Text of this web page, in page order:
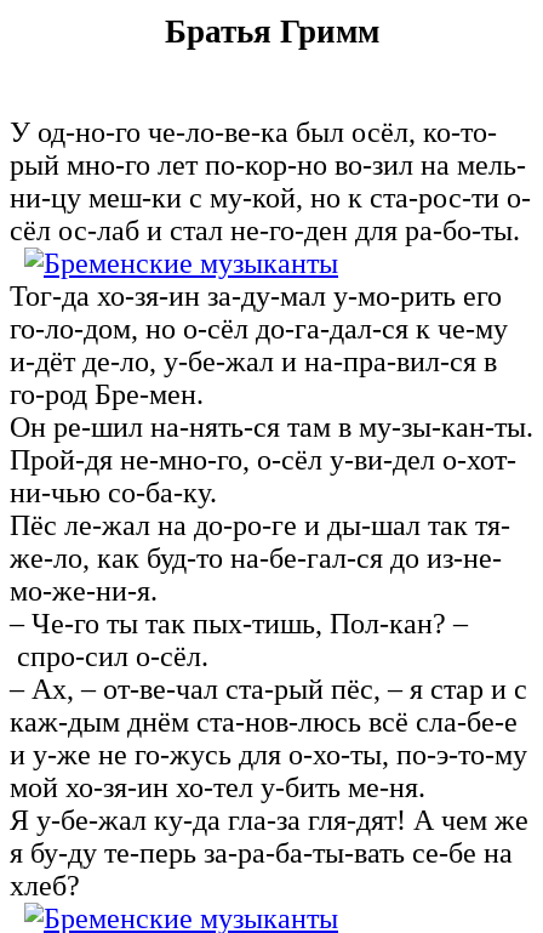
Братья Гримм
У од-но-го че-ло-ве-ка был осёл, ко‑то-
рый мно-го лет по-кор-но во‑зил на мель-
ни-цу меш-ки с му‑кой, но к ста-рос-ти о-
сёл ос-лаб и стал не-го-ден для ра-бо-ты.
Тог-да хо-зя-ин за-ду-мал у-мо-рить его
го-ло-дом, но о-сёл до-га-дал-ся к че-му
и-дёт де-ло, у-бе-жал и на-пра-вил-ся в
го-род Бре-мен.
Он ре-шил на-нять-ся там в му-зы-кан-ты.
Прой-дя не-мно-го, о-сёл у-ви-дел о‑хот-
ни-чью со-ба-ку.
Пёс ле-жал на до-ро-ге и ды-шал так тя-
же-ло, как буд-то на-бе-гал-ся до из‑не-
мо-же‑ни‑я.
– Че-го ты так пых-тишь, Пол-кан? –
спро-сил о-сёл.
– Ах, – от-ве-чал ста-рый пёс, – я стар и с
каж-дым днём ста-нов-люсь всё сла-бе-е
и у-же не го-жусь для о‑хо‑ты, по-э-то-му
мой хо-зя-ин хо-тел у-бить ме-ня.
Я у-бе-жал ку-да гла-за гля-дят! А чем же
я бу-ду те-перь за-ра-ба-ты-вать се-бе на
хлеб?